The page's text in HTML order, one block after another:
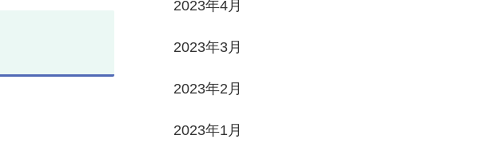
2023年4月
2023年3月
2023年2月
2023年1月